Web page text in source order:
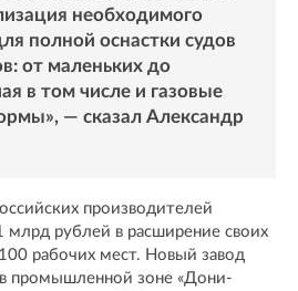
необходимого
полной оснастки судов
от маленьких до
в том числе и газовые
— сказал Александр
производителей
млрд рублей в расширение своих
рабочих мест. Новый завод
промышленной зоне «Дони-